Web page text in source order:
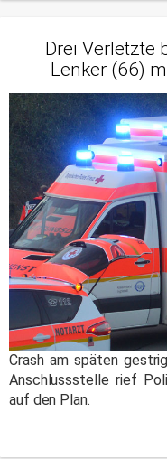
Drei Verletzte
Lenker (66)
Crash am späten
Anschlussstelle rief
auf den Plan.